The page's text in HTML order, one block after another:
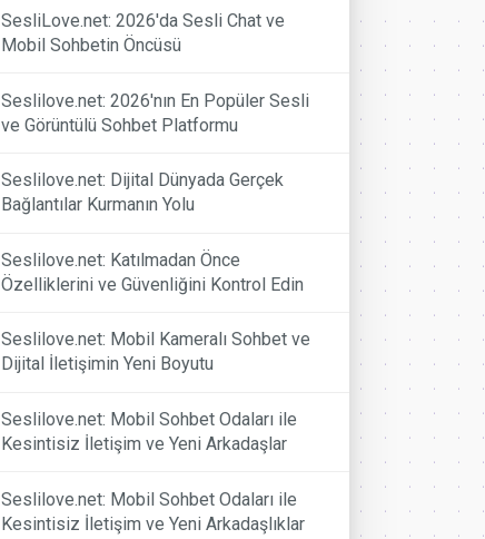
SesliLove.net: 2026'da Sesli Chat ve
Mobil Sohbetin Öncüsü
Seslilove.net: 2026'nın En Popüler Sesli
ve Görüntülü Sohbet Platformu
Seslilove.net: Dijital Dünyada Gerçek
Bağlantılar Kurmanın Yolu
Seslilove.net: Katılmadan Önce
Özelliklerini ve Güvenliğini Kontrol Edin
Seslilove.net: Mobil Kameralı Sohbet ve
Dijital İletişimin Yeni Boyutu
Seslilove.net: Mobil Sohbet Odaları ile
Kesintisiz İletişim ve Yeni Arkadaşlar
Seslilove.net: Mobil Sohbet Odaları ile
Kesintisiz İletişim ve Yeni Arkadaşlıklar